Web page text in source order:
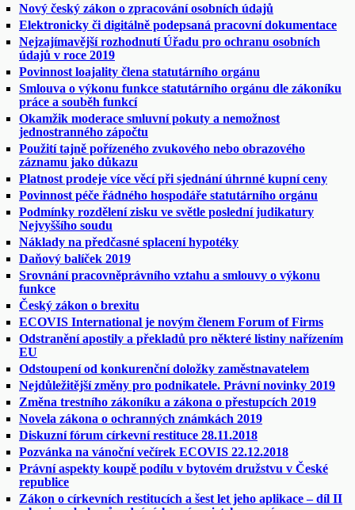
Nový český zákon o zpracování osobních údajů
Elektronicky či digitálně podepsaná pracovní dokumentace
Nejzajímavější rozhodnutí Úřadu pro ochranu osobních
údajů v roce 2019
Povinnost loajality člena statutárního orgánu
Smlouva o výkonu funkce statutárního orgánu dle zákoníku
práce a souběh funkcí
Okamžik moderace smluvní pokuty a nemožnost
jednostranného zápočtu
Použití tajně pořízeného zvukového nebo obrazového
záznamu jako důkazu
Platnost prodeje více věcí při sjednání úhrnné kupní ceny
Povinnost péče řádného hospodáře statutárního orgánu
Podmínky rozdělení zisku ve světle poslední judikatury
Nejvyššího soudu
Náklady na předčasné splacení hypotéky
Daňový balíček 2019
Srovnání pracovněprávního vztahu a smlouvy o výkonu
funkce
Český zákon o brexitu
ECOVIS International je novým členem Forum of Firms
Odstranění apostily a překladů pro některé listiny nařízením
EU
Odstoupení od konkurenční doložky zaměstnavatelem
Nejdůležitější změny pro podnikatele. Právní novinky 2019
Změna trestního zákoníku a zákona o přestupcích 2019
Novela zákona o ochranných známkách 2019
Diskuzní fórum církevní restituce 28.11.2018
Pozvánka na vánoční večírek ECOVIS 22.12.2018
Právní aspekty koupě podílu v bytovém družstvu v České
republice
Zákon o církevních restitucích a šest let jeho aplikace – díl II